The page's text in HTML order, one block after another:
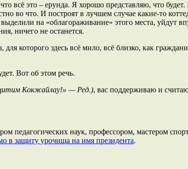
всё это – ерунда. Я хорошо представляю, что будет.
во что. И построят в лучшем случае какие-то
на «облагораживание» этого места, уйдут
ничего не останется.
которого здесь всё мило, всё близко, как
Вот об этом речь.
Кокжайлау!» — Ред.), вас поддерживаю и
педагогических наук, профессором, мастером
в защиту урочища на имя президента.